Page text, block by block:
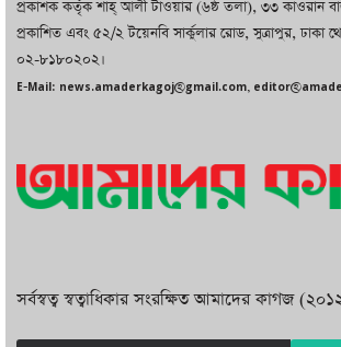
বাজারে কাঁচা মরিচে
আগে দেখিনি’
প্রকাশক কর্তৃক শাহ্ আলী টাওয়ার (৬ষ্ঠ তলা), ৩৩ কাওরান
প্রকাশিত এবং ৫২/২ টয়েনবি সার্কুলার রোড, সুত্রাপুর, ঢাকা
০২-৮১৮০২০২।
E-Mail: news.amaderkagoj@gmail.com,
সর্বস্বত্ব স্বত্বাধিকার সংরক্ষিত আমাদের কাগজ